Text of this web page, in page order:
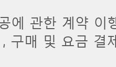
에 관한 계약 이
구매 및 요금 결